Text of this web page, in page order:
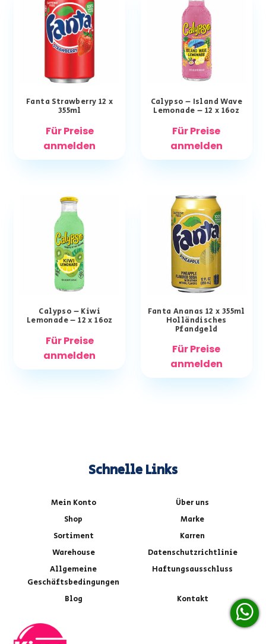
Fanta Strawberry 12 x
355ml
Für Preise
anmelden
Calypso – Island Wave
Lemonade – 12 x 16oz
Für Preise
anmelden
Calypso – Kiwi
Lemonade – 12 x 16oz
Für Preise
anmelden
Fanta Ananas 12 x 355ml
Holländisches
Pfandgeld
Für Preise
anmelden
Schnelle Links
Mein Konto
Über uns
Shop
Marke
Sortiment
Karren
Warehouse
Datenschutzrichtlinie
Allgemeine
Geschäftsbedingungen
Haftungsausschluss
Blog Kontakt